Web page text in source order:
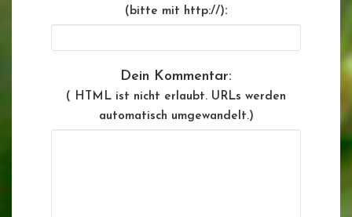
(bitte mit http://):
Dein Kommentar:
( HTML ist nicht erlaubt. URLs werden
automatisch umgewandelt.)